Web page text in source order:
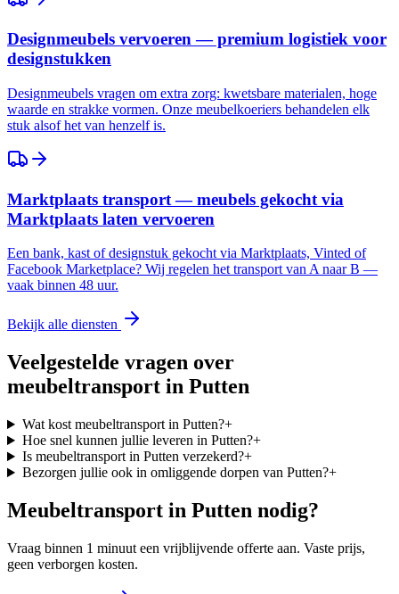
Designmeubels vervoeren — premium logistiek voor
designstukken
Designmeubels vragen om extra zorg: kwetsbare materialen, hoge
waarde en strakke vormen. Onze meubelkoeriers behandelen elk
stuk alsof het van henzelf is.
Marktplaats transport — meubels gekocht via
Marktplaats laten vervoeren
Een bank, kast of designstuk gekocht via Marktplaats, Vinted of
Facebook Marketplace? Wij regelen het transport van A naar B —
vaak binnen 48 uur.
Bekijk alle diensten
Veelgestelde vragen over
meubeltransport in Putten
Wat kost meubeltransport in Putten?+
Hoe snel kunnen jullie leveren in Putten?+
Is meubeltransport in Putten verzekerd?+
Bezorgen jullie ook in omliggende dorpen van Putten?+
Meubeltransport in Putten nodig?
Vraag binnen 1 minuut een vrijblijvende offerte aan. Vaste prijs,
geen verborgen kosten.